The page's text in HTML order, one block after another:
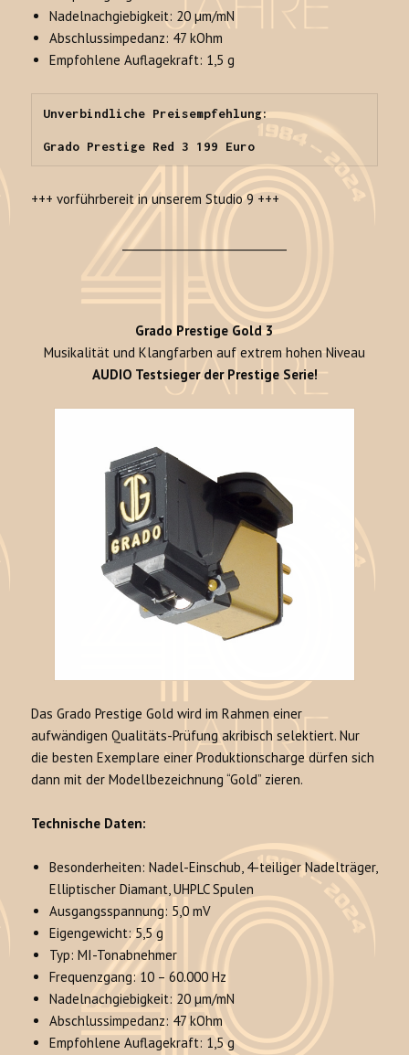
Nadelnachgiebigkeit: 20 µm/mN
Abschlussimpedanz: 47 kOhm
Empfohlene Auflagekraft: 1,5 g
Unverbindliche Preisempfehlung:
Grado Prestige Red 3 199 Euro
+++ vorführbereit in unserem Studio 9 +++
______________________________
Grado Prestige Gold 3
Musikalität und Klangfarben auf extrem hohen Niveau
AUDIO Testsieger der Prestige Serie!
Das Grado Prestige Gold wird im Rahmen einer
aufwändigen Qualitäts-Prüfung akribisch selektiert. Nur
die besten Exemplare einer Produktionscharge dürfen sich
dann mit der Modellbezeichnung “Gold” zieren.
Technische Daten:
Besonderheiten: Nadel-Einschub, 4-teiliger Nadelträger,
Elliptischer Diamant, UHPLC Spulen
Ausgangsspannung: 5,0 mV
Eigengewicht: 5,5 g
Typ: MI-Tonabnehmer
Frequenzgang: 10 – 60.000 Hz
Nadelnachgiebigkeit: 20 µm/mN
Abschlussimpedanz: 47 kOhm
Empfohlene Auflagekraft: 1,5 g